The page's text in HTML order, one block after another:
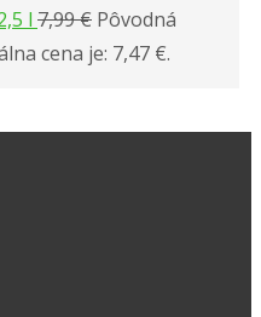
l 7,99€ Pôvodná
cena je: 7,47 €.